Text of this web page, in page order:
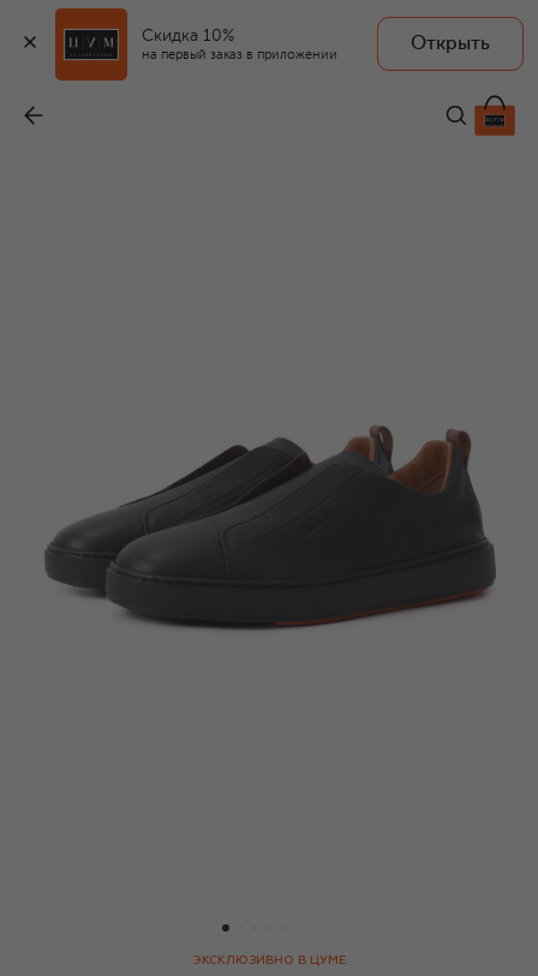
Скидка 10%
на первый заказ в приложении
Открыть
87 600 ₽
ЭКСКЛЮЗИВНО В ЦУМЕ